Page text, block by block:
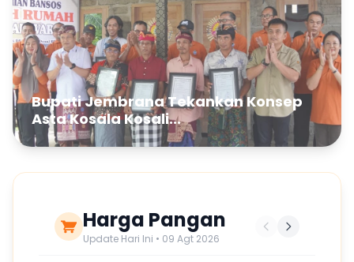
Bupati Jembrana Tekankan Konsep
Asta Kosala Kosali...
Harga Pangan
Update Hari Ini • 09 Agt 2026